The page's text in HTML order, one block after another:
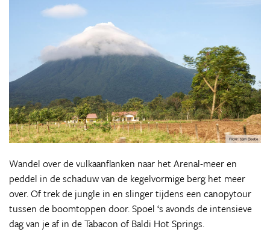
Wandel over de vulkaanflanken naar het Arenal-meer en
peddel in de schaduw van de kegelvormige berg het meer
over. Of trek de jungle in en slinger tijdens een canopytour
tussen de boomtoppen door. Spoel ‘s avonds de intensieve
dag van je af in de Tabacon of Baldi Hot Springs.